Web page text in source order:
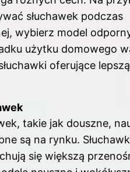
słuchawek podczas
wybierz model
użytku domowego
oferujące
takie jak douszne,
są na rynku.
się większą